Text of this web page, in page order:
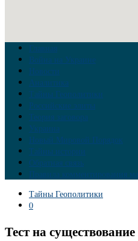
Главная
Война на Украине
Новости
Аналитика
Тайны Геополитики
Российские элиты
Теория заговора
Украина
Новый Мировой Порядок
Тайны истории
Обратная связь
Правила комментирования
Тайны Геополитики
0
Тест на